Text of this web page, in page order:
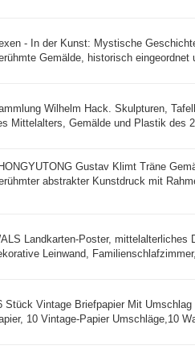
- In der Kunst: Mystische
Gemälde, historisch eingeordnet
Wilhelm Hack. Skulpturen,
Mittelalters, Gemälde und Plastik des
Gustav Klimt Träne
abstrakter Kunstdruck mit
Landkarten-Poster, mittelalterliches
Leinwand,
Stück Vintage Briefpapier Mit
10 Vintage-Papier Umschläge,10